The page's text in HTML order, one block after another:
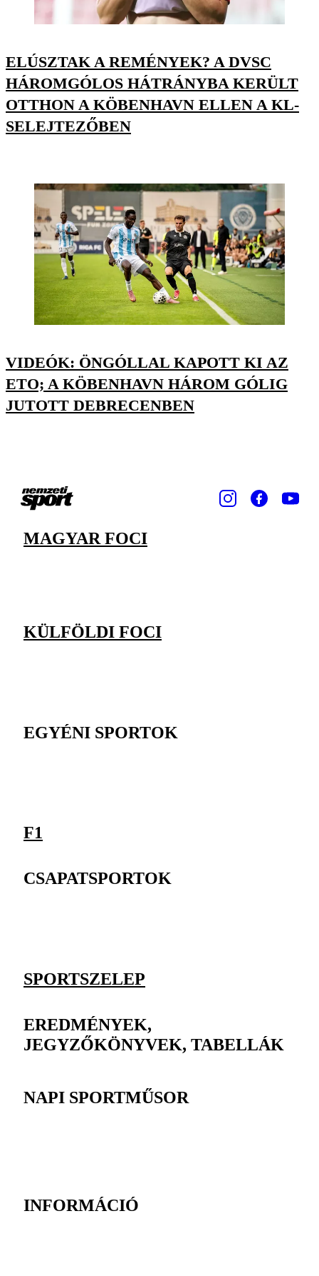
ELÚSZTAK A REMÉNYEK? A DVSC
HÁROMGÓLOS HÁTRÁNYBA KERÜLT
OTTHON A KÖBENHAVN ELLEN A KL-
SELEJTEZŐBEN
VIDEÓK: ÖNGÓLLAL KAPOTT KI AZ
ETO; A KÖBENHAVN HÁROM GÓLIG
JUTOTT DEBRECENBEN
MAGYAR FOCI
KÜLFÖLDI FOCI
EGYÉNI SPORTOK
F1
CSAPATSPORTOK
SPORTSZELEP
EREDMÉNYEK,
JEGYZŐKÖNYVEK, TABELLÁK
NAPI SPORTMŰSOR
INFORMÁCIÓ